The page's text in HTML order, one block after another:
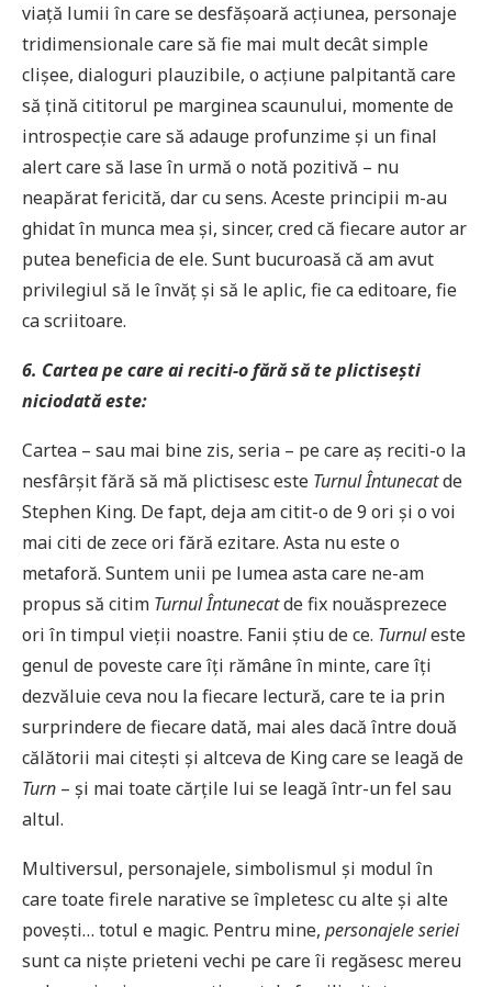
viață lumii în care se desfășoară acțiunea, personaje
tridimensionale care să fie mai mult decât simple
clișee, dialoguri plauzibile, o acțiune palpitantă care
să țină cititorul pe marginea scaunului, momente de
introspecție care să adauge profunzime și un final
alert care să lase în urmă o notă pozitivă – nu
neapărat fericită, dar cu sens. Aceste principii m-au
ghidat în munca mea și, sincer, cred că fiecare autor ar
putea beneficia de ele. Sunt bucuroasă că am avut
privilegiul să le învăț și să le aplic, fie ca editoare, fie
ca scriitoare.
6. Cartea pe care ai reciti-o fără să te plictisești
niciodată este:
Cartea – sau mai bine zis, seria – pe care aș reciti-o la
nesfârșit fără să mă plictisesc este Turnul Întunecatde
Stephen King. De fapt, deja am citit-o de 9 ori și o voi
mai citi de zece ori fără ezitare. Asta nu este o
metaforă. Suntem unii pe lumea asta care ne-am
propus să citim Turnul Întunecatde fix nouăsprezece
ori în timpul vieții noastre. Fanii știu de ce. Turnuleste
genul de poveste care îți rămâne în minte, care îți
dezvăluie ceva nou la fiecare lectură, care te ia prin
surprindere de fiecare dată, mai ales dacă între două
călătorii mai citești și altceva de King care se leagă de
Turn – și mai toate cărțile lui se leagă într-un fel sau
altul.
Multiversul, personajele, simbolismul și modul în
care toate firele narative se împletesc cu alte și alte
povești… totul e magic. Pentru mine, personajele seriei
sunt ca niște prieteni vechi pe care îi regăsesc mereu